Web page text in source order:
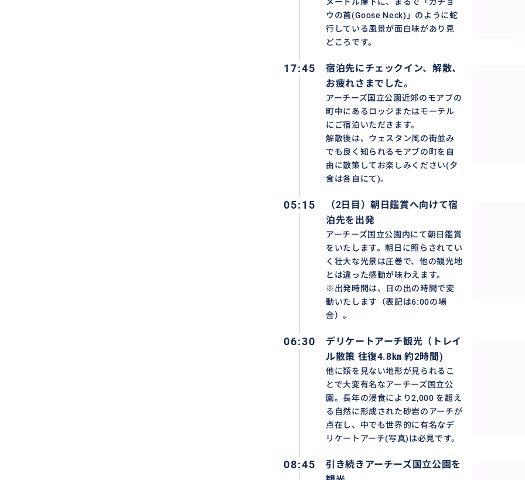
ウの首(Goose Neck)」のように蛇
行している風景が面白味があり見
どころです。
17:45
宿泊先にチェックイン、解散、
お疲れさまでした。
アーチーズ国立公園近郊のモアブの
町中にあるロッジまたはモーテル
にご宿泊いただきます。
解散後は、ウェスタン風の街並み
でも良く知られるモアブの町を自
由に散策してお楽しみください(夕
食は各自にて)。
05:15
（2日目）朝日鑑賞へ向けて宿
泊先を出発
アーチーズ国立公園内にて朝日鑑賞
をいたします。朝日に照らされてい
く壮大な光景は圧巻で、他の観光地
とは違った感動が味わえます。
※出発時間は、日の出の時間で変
動いたします（表記は6:00の場
合）。
06:30
デリケートアーチ観光（トレイ
ル散策 往復4.8㎞ 約2時間)
他に類を見ない地形が見られるこ
とで大変有名なアーチーズ国立公
園。長年の浸食により2,000 を超え
る自然に形成された砂岩のアーチが
点在し、中でも世界的に有名なデ
リケートアーチ(写真)は必見です。
08:45
引き続きアーチーズ国立公園を